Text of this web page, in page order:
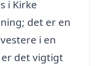
i Kirke
det er en
i en
det vigtigt